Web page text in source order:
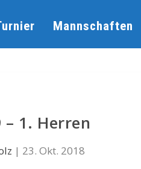
Mannschaften
1. Herren
| 23. Okt. 2018